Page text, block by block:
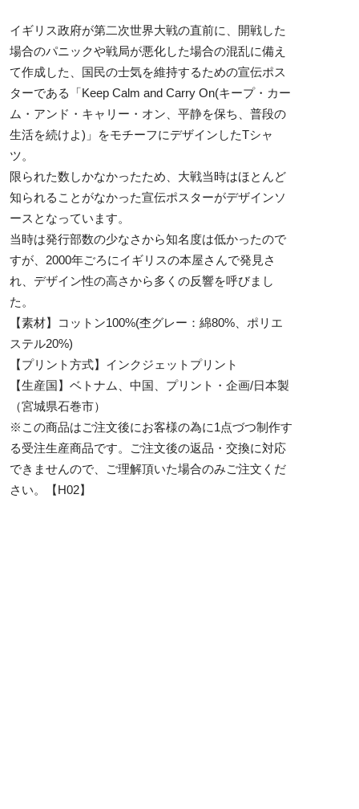
イギリス政府が第二次世界大戦の直前に、開戦した
場合のパニックや戦局が悪化した場合の混乱に備え
て作成した、国民の士気を維持するための宣伝ポス
ターである「Keep Calm and Carry On(キープ・カー
ム・アンド・キャリー・オン、平静を保ち、普段の
生活を続けよ)」をモチーフにデザインしたTシャ
ツ。
限られた数しかなかったため、大戦当時はほとんど
知られることがなかった宣伝ポスターがデザインソ
ースとなっています。
当時は発行部数の少なさから知名度は低かったので
すが、2000年ごろにイギリスの本屋さんで発見さ
れ、デザイン性の高さから多くの反響を呼びまし
た。
【素材】コットン100%(杢グレー：綿80%、ポリエ
ステル20%)
【プリント方式】インクジェットプリント
【生産国】ベトナム、中国、プリント・企画/日本製
（宮城県石巻市）
※この商品はご注文後にお客様の為に1点づつ制作す
る受注生産商品です。ご注文後の返品・交換に対応
できませんので、ご理解頂いた場合のみご注文くだ
さい。【H02】